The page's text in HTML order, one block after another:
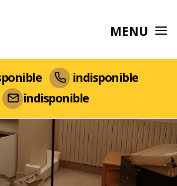
MENU
indisponible
indisponible